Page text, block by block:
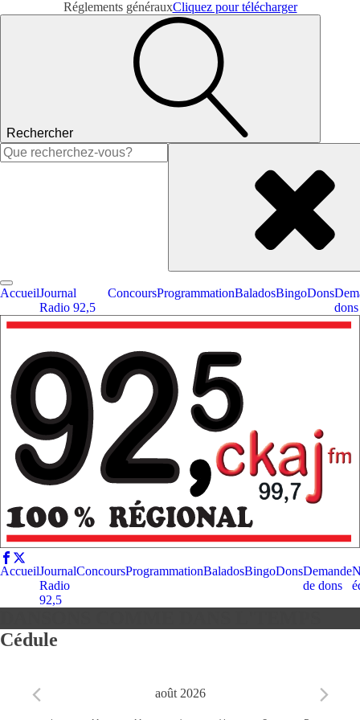
Réglements générauxCliquez pour télécharger
Rechercher
Rechercher :
AccueilJournal
Radio 92,5
ConcoursProgrammationBaladosBingoDons
dons
AccueilJournal
Radio
92,5
ConcoursProgrammationBaladosBingoDonsDemande
de dons
Cédule
août 2026